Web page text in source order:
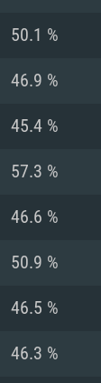
Carte
drivers:
570 et
Disque
ne sont
Carte
support
Disque
Carte
drivers
Disque
50.1 %
46.9 %
45.4 %
57.3 %
46.6 %
50.9 %
46.5 %
46.3 %